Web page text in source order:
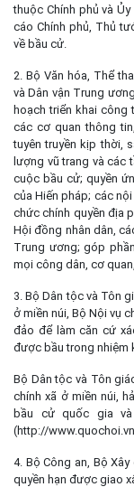
thuộc Chính phủ và
cáo Chính phủ, Thủ
về bầu cử.
2. Bộ Văn hóa, Thể
và Dân vận Trung
hoạch triển khai công
các cơ quan thông
tuyên truyền kịp thời,
lượng vũ trang và các
cuộc bầu cử; quyền
của Hiến pháp; các
chức chính quyền địa
Hội đồng nhân dân,
Trung ương; góp
mọi công dân, cơ
3. Bộ Dân tộc và Tôn
ở miền núi, Bộ Nội vụ
đảo để làm căn cứ
được bầu trong nhiệm
Bộ Dân tộc và Tôn
chính xã ở miền núi,
bầu cử quốc gia
(http://
4. Bộ Công an, Bộ
quyền hạn được giao